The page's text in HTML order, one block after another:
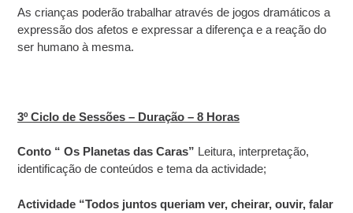
As crianças poderão trabalhar através de jogos dramáticos a
expressão dos afetos e expressar a diferença e a reação do
ser humano à mesma.
3º Ciclo de Sessões – Duração – 8 Horas
Conto “ Os Planetas das Caras” Leitura, interpretação,
identificação de conteúdos e tema da actividade;
Actividade “Todos juntos queriam ver, cheirar, ouvir, falar